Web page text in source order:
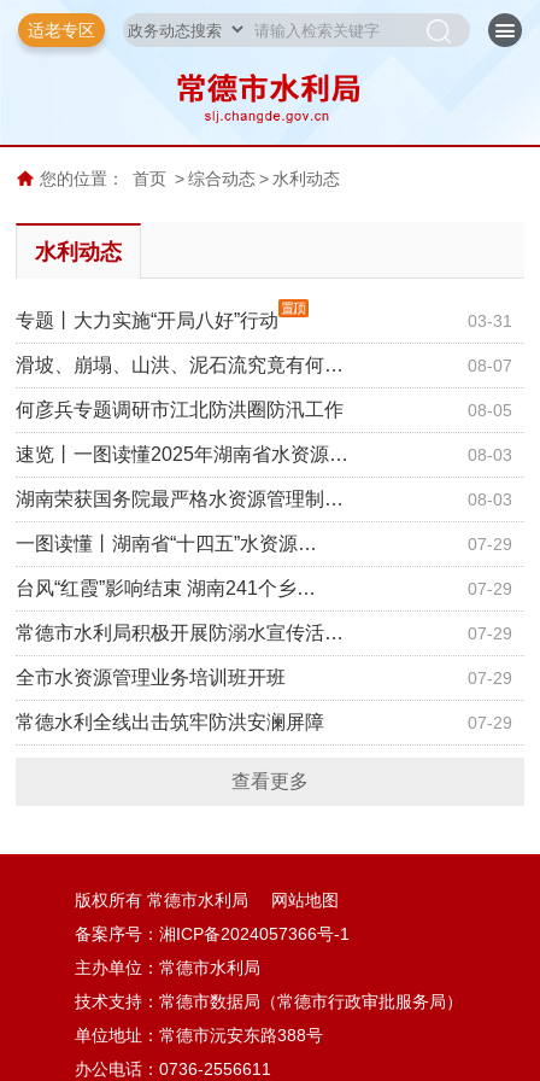
适老专区
您的位置： 首页 > 综合动态 > 水利动态
水利动态
03-31
专题丨大力实施“开局八好”行动
08-07
滑坡、崩塌、山洪、泥石流究竟有何…
08-05
何彦兵专题调研市江北防洪圈防汛工作
08-03
速览丨一图读懂2025年湖南省水资源…
08-03
湖南荣获国务院最严格水资源管理制…
07-29
一图读懂丨湖南省“十四五”水资源…
07-29
台风“红霞”影响结束 湖南241个乡…
07-29
常德市水利局积极开展防溺水宣传活…
07-29
全市水资源管理业务培训班开班
07-29
常德水利全线出击筑牢防洪安澜屏障
查看更多
版权所有 常德市水利局
网站地图
备案序号：湘ICP备2024057366号-1
主办单位：常德市水利局
技术支持：常德市数据局（常德市行政审批服务局）
单位地址：常德市沅安东路388号
办公电话：0736-2556611